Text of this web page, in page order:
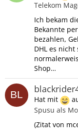
Telekom
Ich bekam
Bekannte
bezahlen,
DHL es
Shop…
Hat mit
Spusu als
(Zitat von